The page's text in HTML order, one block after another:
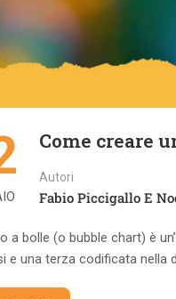
Come creare
Autori
Fabio Piccigallo E
a bolle (o bubble chart) è
e una terza codificata nella